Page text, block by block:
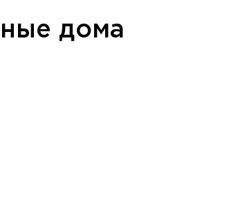
дома